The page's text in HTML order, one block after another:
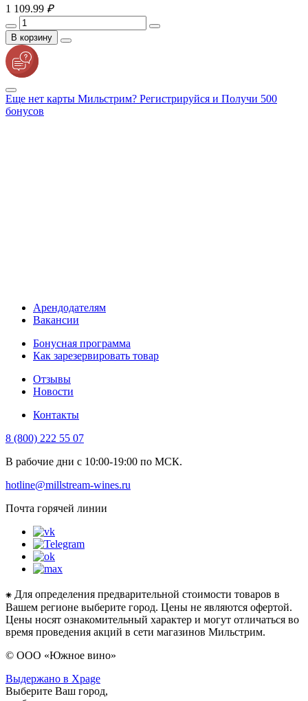
1 109.99 ₽
В корзину
Еще нет карты Мильстрим? Регистрируйся и Получи 500
бонусов
Арендодателям
Вакансии
Бонусная программа
Как зарезервировать товар
Отзывы
Новости
Контакты
8 (800) 222 55 07
В рабочие дни с 10:00-19:00 по МСК.
hotline@millstream-wines.ru
Почта горячей линии
⁕ Для определения предварительной стоимости товаров в
Вашем регионе выберите город. Цены не являются офертой.
Цены носят ознакомительный характер и могут отличаться во
время проведения акций в сети магазинов Мильстрим.
© ООО «Южное вино»
Выдержано в Xpage
Выберите Ваш город,